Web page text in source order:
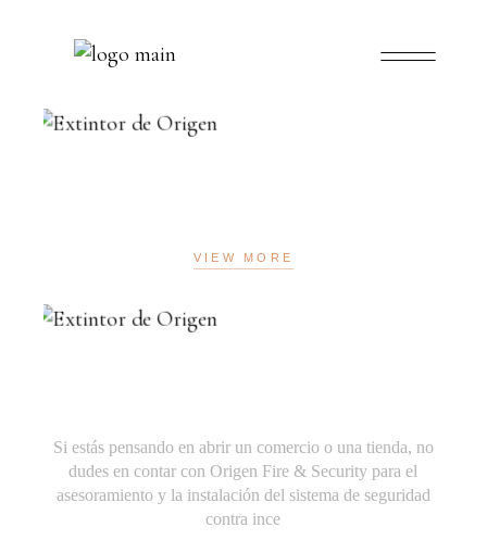
VIEW MORE
Si estás pensando en abrir un comercio o una tienda, no
dudes en contar con Origen Fire & Security para el
asesoramiento y la instalación del sistema de seguridad
contra ince